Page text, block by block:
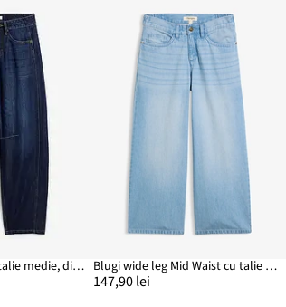
Blugi tip balon cu talie medie, din material foarte moale Blugi wide leg Mid Waist cu talie confortabilă din material subțire
147,90 lei